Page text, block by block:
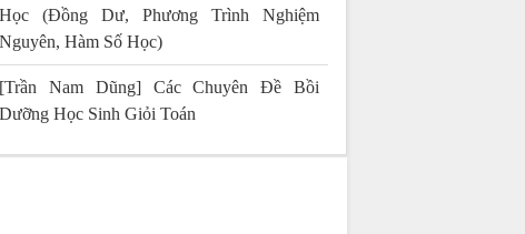
Học (Đồng Dư, Phương Trình Nghiệm
Nguyên, Hàm Số Học)
[Trần Nam Dũng] Các Chuyên Đề Bồi
Dưỡng Học Sinh Giỏi Toán